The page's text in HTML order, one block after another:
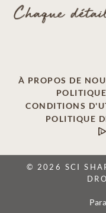
À PROPOS DE
CONDITIONS
POLITIQUE
© 2026 SCI